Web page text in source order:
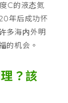
C的液态氮
年后成功怀
多海内外明
的机会。
？該